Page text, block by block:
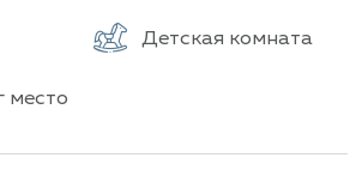
Детская комната
место